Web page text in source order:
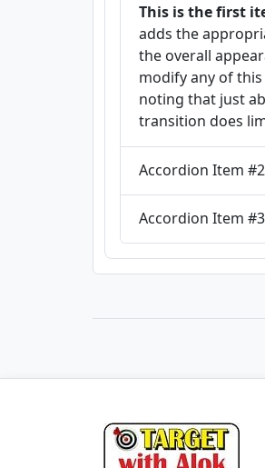
This is the first
adds the
the overall
modify any of
noting that just
transition does
Accordion Item #2
Accordion Item #3